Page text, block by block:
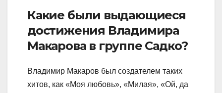
Какие были выдающиеся
достижения Владимира
Макарова в группе Садко?
Владимир Макаров был создателем таких
хитов, как «Моя любовь», «Милая», «Ой, да